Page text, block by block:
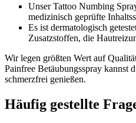
Unser Tattoo Numbing
medizinisch geprüfte
Es ist dermatologisch
Zusatzstoffen, die
Wir legen größten Wert auf
Painfree Betäubungsspray kannst
schmerzfrei genießen.
Häufig gestellte